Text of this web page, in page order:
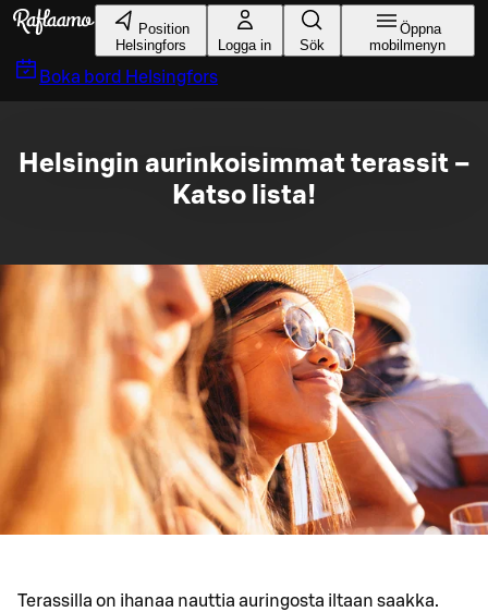
Gå till huvudinnehållet
Position
Helsingfors
Logga in Sök
Öppna
mobilmenyn
Boka bord Helsingfors
Helsingin aurinkoisimmat terassit –
Katso lista!
Terassilla on ihanaa nauttia auringosta iltaan saakka.